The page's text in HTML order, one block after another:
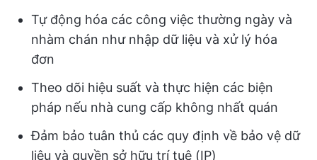
Tự động hóa các công việc thường ngày và
nhàm chán như nhập dữ liệu và xử lý hóa
đơn
Theo dõi hiệu suất và thực hiện các biện
pháp nếu nhà cung cấp không nhất quán
Đảm bảo tuân thủ các quy định về bảo vệ dữ
liệu và quyền sở hữu trí tuệ (IP)